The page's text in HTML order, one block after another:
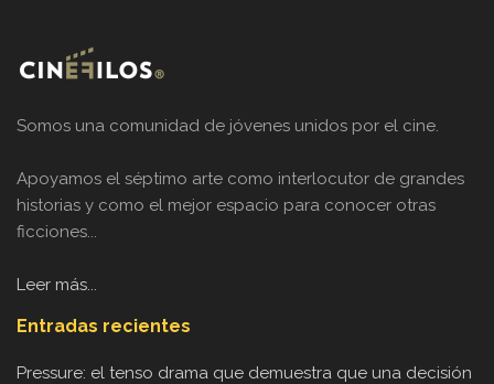
Somos una comunidad de jóvenes unidos por el cine.
Apoyamos el séptimo arte como interlocutor de grandes
historias y como el mejor espacio para conocer otras
ficciones...
Leer más...
Entradas recientes
Pressure: el tenso drama que demuestra que una decisión